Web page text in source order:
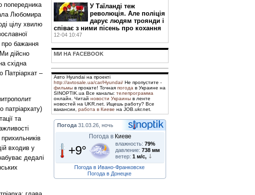
попередника
Любомира
цілу хвилю
про бажання
дійсно
східна
Патріархат –
патріархату)
та
входив у
дедалі
У Таїланді теж
революція. Але поліція
дарує людям троянди і
співає з ними пісень про кохання
12-04 10:47
МИ НА FACEBOOK
Авто Hyundai на проекті
http://avtosale.ua/car/Hyundai/ Не пропустите -
фильмы в прокате! Точная погода в Украине на
SINOPTIK.ua Все каналы: телепрограмма
онлайн. Читай новости Украины в ленте
новостей на UKR.net. Ищешь работу? Все
вакансии, работа в Киеве на JOB.ukr.net.
Погода 31.03.26, ночь
Погода в Киеве
+9° влажность: 79%
давление: 738 мм
ветер: 1 м/с,
Погода в Ивано-Франковске
Погода в Донецке